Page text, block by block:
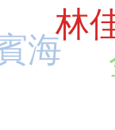
海
林